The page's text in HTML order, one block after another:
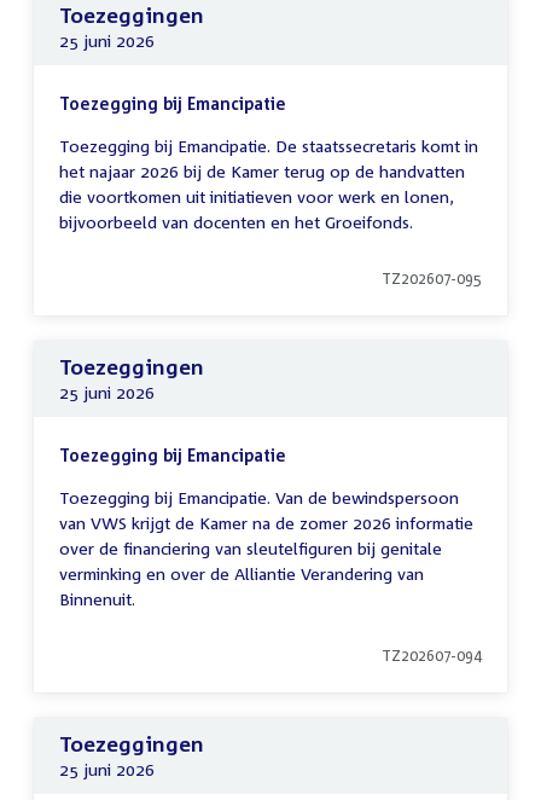
Toezeggingen
25 juni 2026
Toezegging bij Emancipatie
Toezegging bij Emancipatie. De staatssecretaris komt in
het najaar 2026 bij de Kamer terug op de handvatten
die voortkomen uit initiatieven voor werk en lonen,
bijvoorbeeld van docenten en het Groeifonds.
TZ202607-095
Toezeggingen
25 juni 2026
Toezegging bij Emancipatie
Toezegging bij Emancipatie. Van de bewindspersoon
van VWS krijgt de Kamer na de zomer 2026 informatie
over de financiering van sleutelfiguren bij genitale
verminking en over de Alliantie Verandering van
Binnenuit.
TZ202607-094
Toezeggingen
25 juni 2026